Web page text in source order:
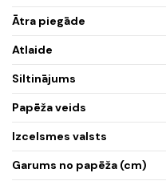
Ātra piegāde
Atlaide
Siltinājums
Papēža veids
Izcelsmes valsts
Garums no papēža (cm)